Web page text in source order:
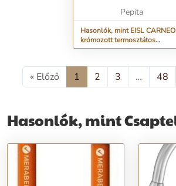
Pepita
Hasonlók, mint EISL CARNEO
krómozott termosztátos
zuhanycsaptelep
« Előző 1 2 3 … 48
Hasonlók, mint